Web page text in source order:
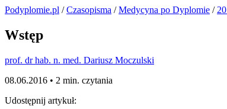
Podyplomie.pl /Czasopisma /Medycyna po Dyplomie /
Wstęp
prof. dr hab. n. med. Dariusz Moczulski
08.06.2016 • 2 min. czytania
Udostępnij artykuł: